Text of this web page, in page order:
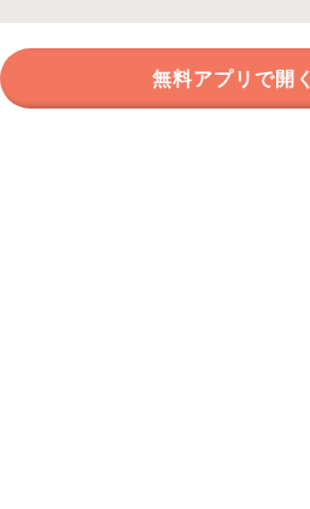
無料アプリで開く